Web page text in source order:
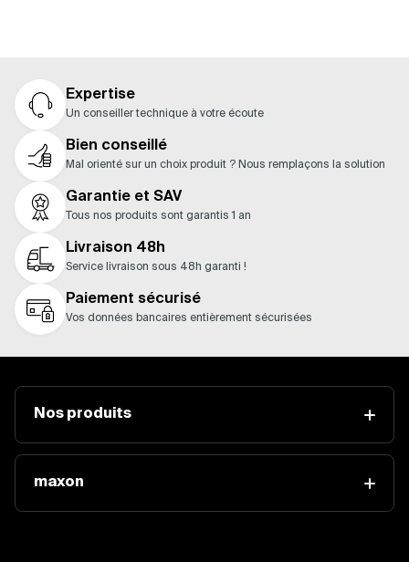
Expertise
Un conseiller technique à votre écoute
Bien conseillé
Mal orienté sur un choix produit ? Nous remplaçons la solution
Garantie et SAV
Tous nos produits sont garantis 1 an
Livraison 48h
Service livraison sous 48h garanti !
Paiement sécurisé
Vos données bancaires entièrement sécurisées
Nos produits
maxon